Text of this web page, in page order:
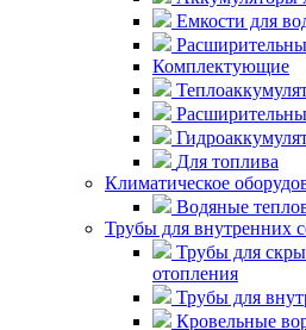
Емкости для
Комплектующие
Для топлива
Климатическое
Водяные
Трубы для внутренних
Трубы для
отопления
Трубы для
Кровельные